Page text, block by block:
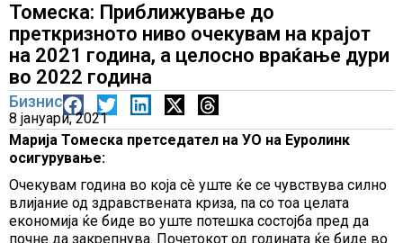
Томеска: Приближување до
преткризното ниво очекувам на крајот
на 2021 година, а целосно враќање дури
во 2022 година
Бизнис
8 јануари, 2021
Марија Томеска претседател на УО на Еуролинк
осигурување:
Очекувам година во која сè уште ќе се чувствува силно
влијание од здравствената криза, па со тоа целата
економија ќе биде во уште потешка состојба пред да
почне да закрепнува. Почетокот од годината ќе биде во